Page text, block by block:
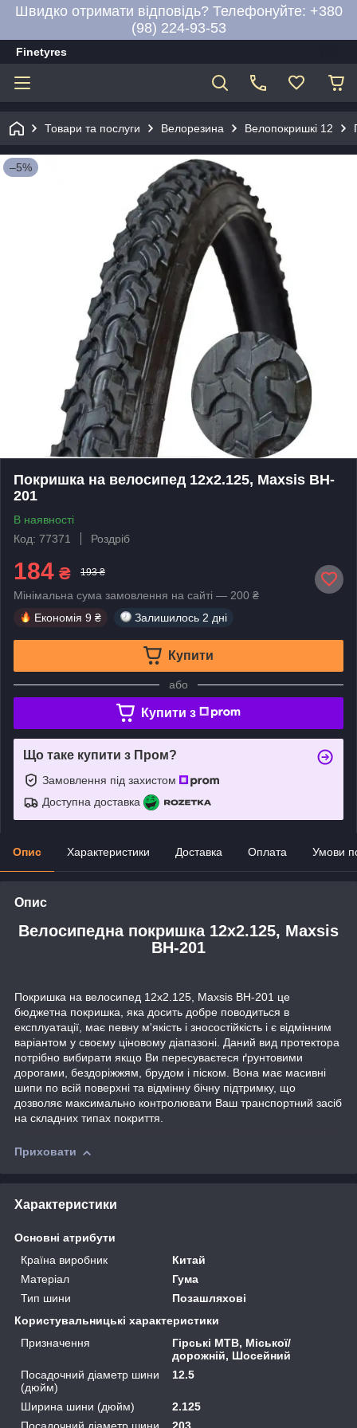
Швидко отримати відповідь? Телефонуйте: +380
(98) 224-93-53
Finetyres
Товари та послуги Велорезина Велопокришкі 12
–5%
Покришка на велосипед 12x2.125, Maxsis BH-
201
В наявності
Код: 77371
Роздріб
184 ₴ 193 ₴
Мінімальна сума замовлення на сайті — 200 ₴
Економія 9 ₴ Залишилось 2 дні
Купити
або
Купити з
Що таке купити з Пром?
Замовлення під захистом
Доступна доставка
Опис Характеристики Доставка Оплата Умови
Опис
Велосипедна покришка 12x2.125, Maxsis
BH-201
Покришка на велосипед 12x2.125, Maxsis BH-201 це
бюджетна покришка, яка досить добре поводиться в
експлуатації, має певну м'якість і зносостійкість і є відмінним
варіантом у своєму ціновому діапазоні. Даний вид протектора
потрібно вибирати якщо Ви пересуваєтеся ґрунтовими
дорогами, бездоріжжям, брудом і піском. Вона має масивні
шипи по всій поверхні та відмінну бічну підтримку, що
дозволяє максимально контролювати Ваш транспортний засіб
на складних типах покриття.
Приховати
Характеристики
Основні атрибути
Країна виробник
Китай
Матеріал
Гума
Тип шини
Позашляхові
Користувальницькі характеристики
Призначення
Гірські MTB, Міської/
дорожній, Шосейний
Посадочний діаметр шини
(дюйм)
12.5
Ширина шини (дюйм)
2.125
Посадочний діаметр шини
203